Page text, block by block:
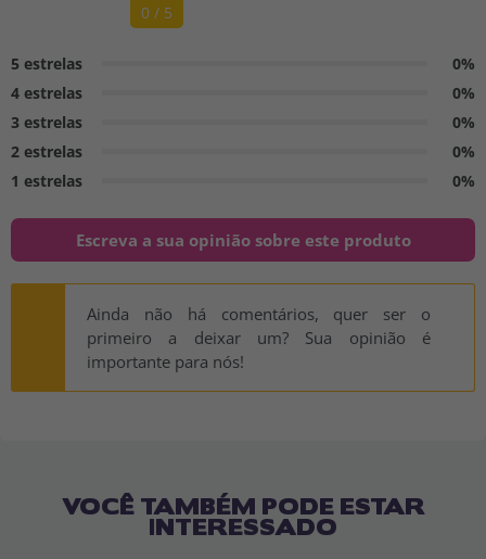
0 / 5
5 estrelas
0%
4 estrelas
0%
3 estrelas
0%
2 estrelas
0%
1 estrelas
0%
Escreva a sua opinião sobre este produto
Ainda não há comentários, quer ser o
primeiro a deixar um? Sua opinião é
importante para nós!
VOCÊ TAMBÉM PODE ESTAR
INTERESSADO